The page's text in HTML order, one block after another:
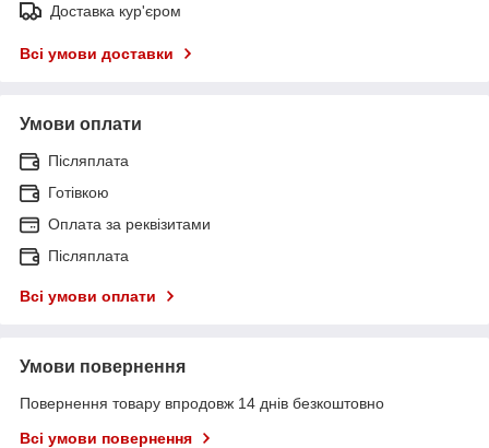
Доставка кур'єром
Всі умови доставки
Умови оплати
Післяплата
Готівкою
Оплата за реквізитами
Післяплата
Всі умови оплати
Умови повернення
Повернення товару впродовж 14 днів безкоштовно
Всі умови повернення